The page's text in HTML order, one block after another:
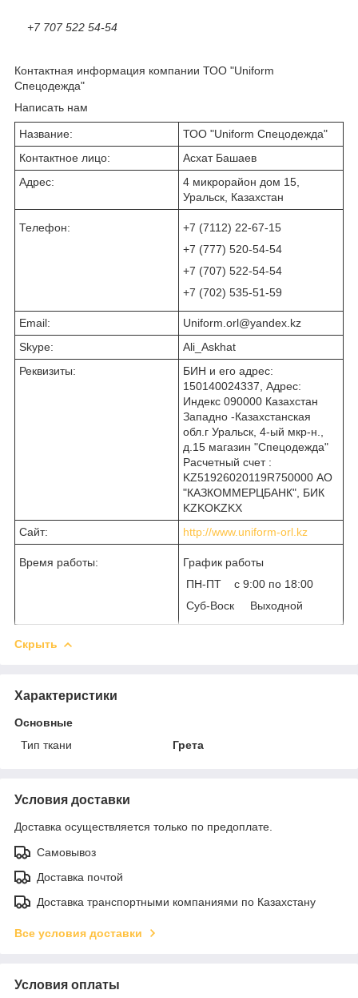
+7 707 522 54-54
Контактная информация компании ТОО "Uniform
Спецодежда"
Написать нам
Название:
ТОО "Uniform Спецодежда"
Контактное лицо:
Асхат Башаев
Адрес:
4 микрорайон дом 15,
Уральск, Казахстан
Телефон:
+7 (7112) 22-67-15
+7 (777) 520-54-54
+7 (707) 522-54-54
+7 (702) 535-51-59
Email:
Uniform.orl@yandex.kz
Skype:
Ali_Askhat
Реквизиты:
БИН и его адрес:
150140024337, Адрес:
Индекс 090000 Казахстан
Западно -Казахстанская
обл.г Уральск, 4-ый мкр-н.,
д.15 магазин "Спецодежда"
Расчетный счет :
KZ51926020119R750000 АО
"КАЗКОММЕРЦБАНК", БИК
KZKOKZKX
Сайт:
http://www.uniform-orl.kz
Время работы:
График работы
ПН-ПТ с 9:00 по 18:00
Суб-Воск Выходной
Скрыть
Характеристики
Основные
Тип ткани
Грета
Условия доставки
Доставка осуществляется только по предоплате.
Самовывоз
Доставка почтой
Доставка транспортными компаниями по Казахстану
Все условия доставки
Условия оплаты